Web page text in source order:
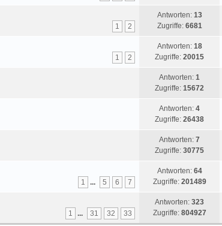
1 2
Antworten: 13
Zugriffe: 6681
1 2
Antworten: 18
Zugriffe: 20015
Antworten: 1
Zugriffe: 15672
Antworten: 4
Zugriffe: 26438
Antworten: 7
Zugriffe: 30775
1 ... 5 6 7
Antworten: 64
Zugriffe: 201489
1 ... 31 32 33
Antworten: 323
Zugriffe: 804927